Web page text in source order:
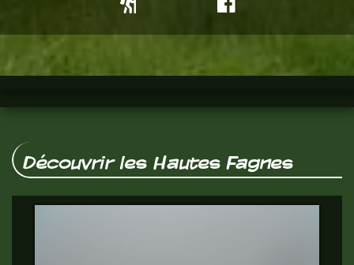
Découvrir les Hautes Fagnes